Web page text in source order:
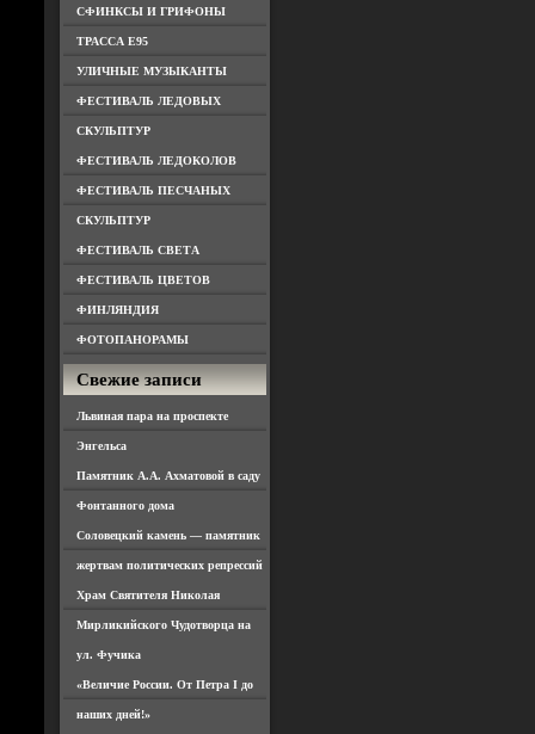
СФИНКСЫ И ГРИФОНЫ
ТРАССА Е95
УЛИЧНЫЕ МУЗЫКАНТЫ
ФЕСТИВАЛЬ ЛЕДОВЫХ
СКУЛЬПТУР
ФЕСТИВАЛЬ ЛЕДОКОЛОВ
ФЕСТИВАЛЬ ПЕСЧАНЫХ
СКУЛЬПТУР
ФЕСТИВАЛЬ СВЕТА
ФЕСТИВАЛЬ ЦВЕТОВ
ФИНЛЯНДИЯ
ФОТОПАНОРАМЫ
Свежие записи
Львиная пара на проспекте
Энгельса
Памятник А.А. Ахматовой в саду
Фонтанного дома
Соловецкий камень — памятник
жертвам политических репрессий
Храм Святителя Николая
Мирликийского Чудотворца на
ул. Фучика
«Величие России. От Петра I до
наших дней!»